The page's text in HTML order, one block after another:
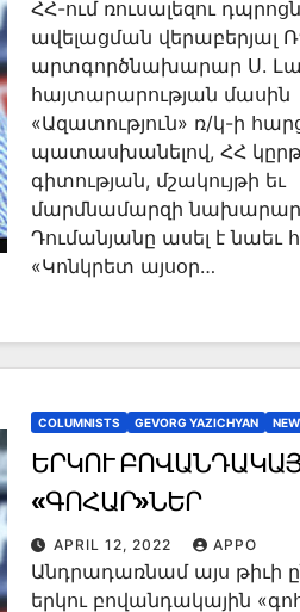
ՀՀ-ում ռուսալեզու
ավելացման վերաբերյալ
արտգործնախարար Ս.
հայտարարության մասին
«Ազատություն» ռ/կ-ի
պատասխանելով, ՀՀ
գիտության, մշակույթի եւ
մարմնամարզի նախարար
Դումանյանը ասել է նաեւ
«Կոնկրետ այսօր…
COLUMNISTS GEVORG YAZICHYAN
ԵՐԿՈՒ
«ԳՈՀԱՐ»ՆԵՐ
APRIL 12, 2022 APPO
Անդրադառնամ այս թիւի
երկու բովանդակային